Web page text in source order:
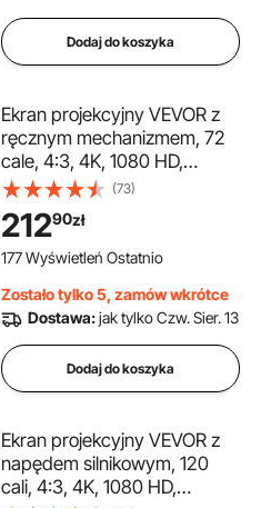
Dodaj do koszyka
Ekran projekcyjny VEVOR z
ręcznym mechanizmem, 72
cale, 4:3, 4K, 1080 HD,
zwijany, montowany na
ścianie projektor filmowy z
linką, przenośny, zwijany
ekran do kina domowego
(73)
21290zł
177 Wyświetleń Ostatnio
Zostało tylko 5, zamów wkrótce
Dostawa:jak tylko Czw. Sier. 13
Dodaj do koszyka
Ekran projekcyjny VEVOR z
napędem silnikowym, 120
cali, 4:3, 4K, 1080 HD,